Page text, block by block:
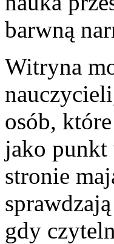
barwną
Witryna
osób,
jako punkt
stronie
gdy